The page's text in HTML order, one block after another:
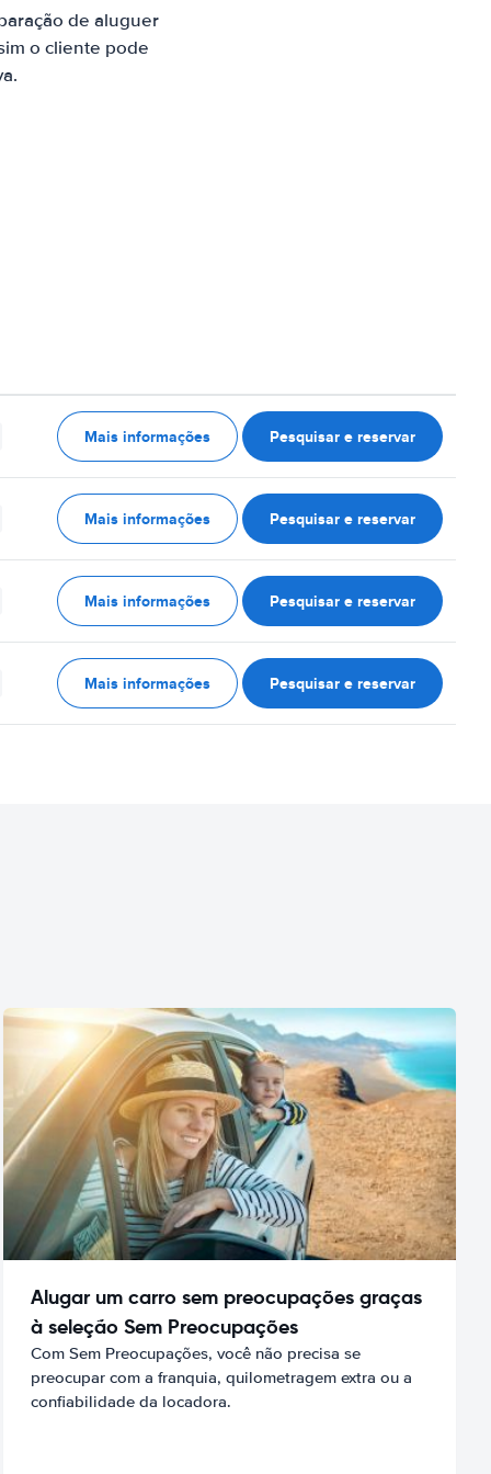
de aluguer
o cliente pode
Mais informações Pesquisar e reservar
Mais informações Pesquisar e reservar
Mais informações Pesquisar e reservar
Mais informações Pesquisar e reservar
Alugar um carro sem preocupações graças
à seleção Sem Preocupações
Com Sem Preocupações, você não precisa se
preocupar com a franquia, quilometragem extra ou a
confiabilidade da locadora.